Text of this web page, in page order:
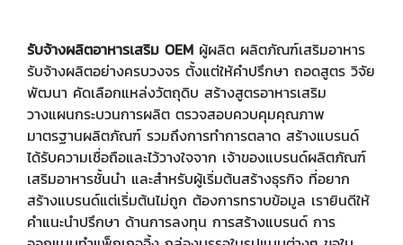
รับจ้างผลิตอาหารเสริม OEM ผู้ผลิต ผลิตภัณฑ์เสริมอาหาร
รับจ้างผลิตอย่างครบวงจร ตั้งแต่ให้คำปรึกษา ถอดสูตร วิจัย
พัฒนา คัดเลือกแหล่งวัตถุดิบ สร้างสูตรอาหารเสริม
วางแผนกระบวนการผลิต ตรวจสอบควบคุมคุณภาพ
มาตรฐานผลิตภัณฑ์ รวมถึงการทำการตลาด สร้างแบรนด์
ได้รับความเชื่อถือและไว้วางใจจาก เจ้าของแบรนด์ผลิตภัณฑ์
เสริมอาหารชั้นนำ และสำหรับผู้เริ่มต้นสร้างธุรกิจ ที่อยาก
สร้างแบรนด์แต่เริ่มต้นไม่ถูก ต้องการทราบข้อมูล เรายินดีให้
คำแนะนำปรึกษา ด้านการลงทุน การสร้างแบรนด์ การ